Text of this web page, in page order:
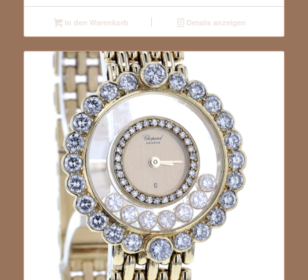
In den Warenkorb Details anzeigen